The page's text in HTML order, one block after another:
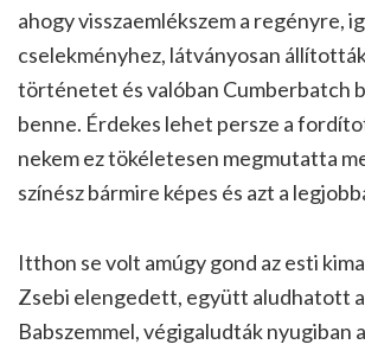
ahogy visszaemlékszem a regényre,
cselekményhez, látványosan
történetet és valóban Cumberbatch
benne. Érdekes lehet persze a
nekem ez tökéletesen megmutatta
színész bármire képes és azt a
Itthon se volt amúgy gond az esti
Zsebi elengedett, együtt aludhatott
Babszemmel, végigaludták nyugiban